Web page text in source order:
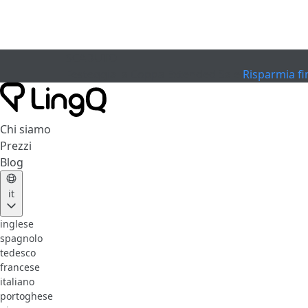
Risparmia
Chi siamo
Prezzi
Blog
it
inglese
spagnolo
tedesco
francese
italiano
portoghese